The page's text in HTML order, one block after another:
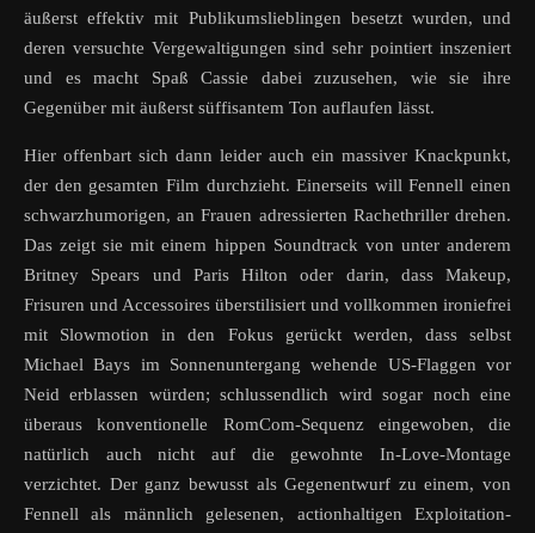
äußerst effektiv mit Publikumslieblingen besetzt wurden, und
deren versuchte Vergewaltigungen sind sehr pointiert inszeniert
und es macht Spaß Cassie dabei zuzusehen, wie sie ihre
Gegenüber mit äußerst süffisantem Ton auflaufen lässt.
Hier offenbart sich dann leider auch ein massiver Knackpunkt,
der den gesamten Film durchzieht. Einerseits will Fennell einen
schwarzhumorigen, an Frauen adressierten Rachethriller drehen.
Das zeigt sie mit einem hippen Soundtrack von unter anderem
Britney Spears und Paris Hilton oder darin, dass Makeup,
Frisuren und Accessoires überstilisiert und vollkommen ironiefrei
mit Slowmotion in den Fokus gerückt werden, dass selbst
Michael Bays im Sonnenuntergang wehende US-Flaggen vor
Neid erblassen würden; schlussendlich wird sogar noch eine
überaus konventionelle RomCom-Sequenz eingewoben, die
natürlich auch nicht auf die gewohnte In-Love-Montage
verzichtet. Der ganz bewusst als Gegenentwurf zu einem, von
Fennell als männlich gelesenen, actionhaltigen Exploitation-